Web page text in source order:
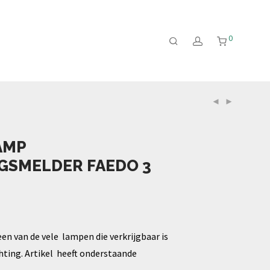
0
FAEDO 3
van de vele lampen die verkrijgbaar is
Artikel heeft onderstaande